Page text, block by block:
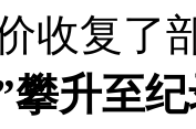
收复了
攀升至